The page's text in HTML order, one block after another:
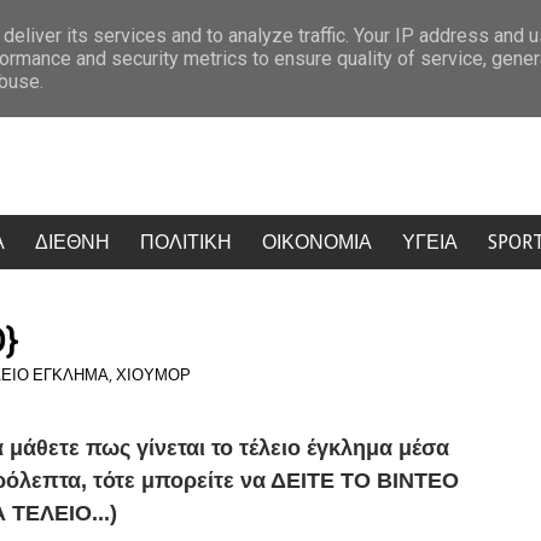
πρόκριση Κρίση στο κόμμα Καρυστιανού: Δύο ακόμη στελέχη
ΔΙΕΘΝΗ ΠΟΛΙΤΙΚΗ ΟΙΚΟΝΟΜΙΑ ΥΓΕΙΑ
ΕΓΚΛΗΜΑ, ΧΙΟΥΜΟΡ
πως γίνεται το τέλειο έγκλημα μέσα
τότε μπορείτε να ΔΕΙΤΕ ΤΟ ΒΙΝΤΕΟ
ΤΕΛΕΙΟ...)
its services and to analyze traffic. Your IP address and
and security metrics to ensure quality of service,